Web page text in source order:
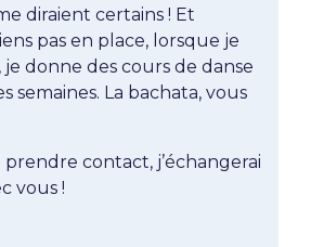
diraient certains ! Et
pas en place, lorsque je
je donne des cours de danse
semaines. La bachata, vous
prendre contact, j’échangerai
vous !